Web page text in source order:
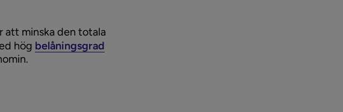
att minska den totala
hög belåningsgrad